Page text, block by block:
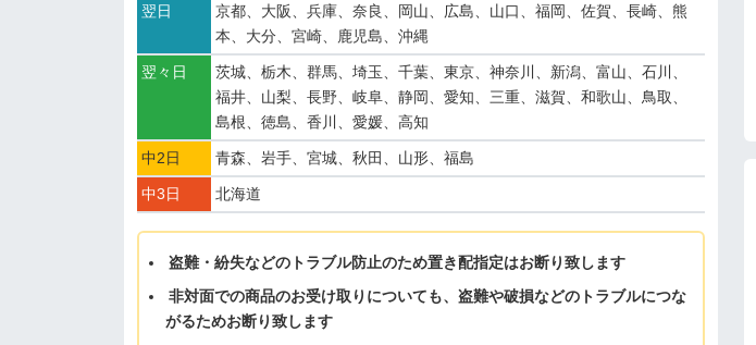
翌日
京都、大阪、兵庫、奈良、岡山、広島、山口、福岡、佐賀、長崎、熊
本、大分、宮崎、鹿児島、沖縄
翌々日
茨城、栃木、群馬、埼玉、千葉、東京、神奈川、新潟、富山、石川、
福井、山梨、長野、岐阜、静岡、愛知、三重、滋賀、和歌山、鳥取、
島根、徳島、香川、愛媛、高知
中2日 青森、岩手、宮城、秋田、山形、福島
中3日 北海道
盗難・紛失などのトラブル防止のため置き配指定はお断り致します
非対面での商品のお受け取りについても、盗難や破損などのトラブルにつな
がるためお断り致します